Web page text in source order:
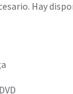
Hay